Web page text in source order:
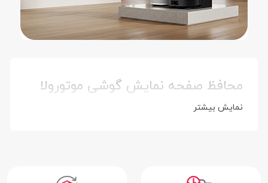
محافظ صفحه نمایش گوشی موتورولا
نمایش بیشتر